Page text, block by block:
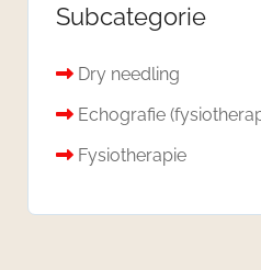
Subcategorie
Dry needling
Echografie
Fysiotherapie